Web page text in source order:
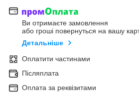
Ви отримаєте замовлення
або гроші повернуться на вашу
Детальніше
Оплатити частинами
Післяплата
Оплата за реквізитами